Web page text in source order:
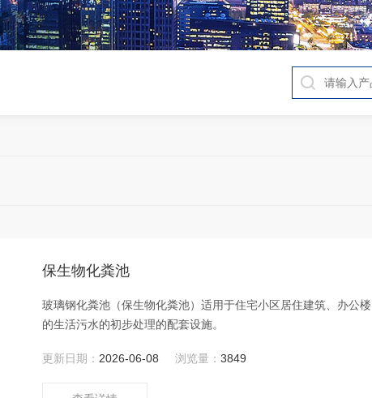
保生物化粪池
玻璃钢化粪池（保生物化粪池）适用于住宅小区居住建筑、办公
的生活污水的初步处理的配套设施。
更新日期： 2026-06-08 浏览量：3849